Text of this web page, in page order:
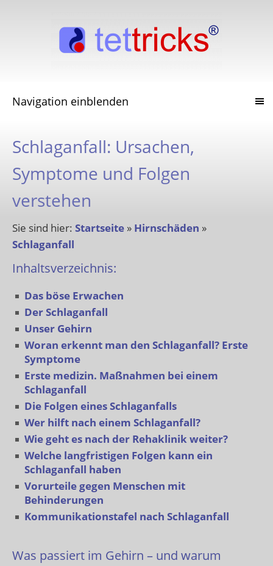
Navigation einblenden
Schlaganfall: Ursachen,
Symptome und Folgen
verstehen
Sie sind hier: Startseite » Hirnschäden »
Schlaganfall
Inhaltsverzeichnis:
Das böse Erwachen
Der Schlaganfall
Unser Gehirn
Woran erkennt man den Schlaganfall? Erste
Symptome
Erste medizin. Maßnahmen bei einem
Schlaganfall
Die Folgen eines Schlaganfalls
Wer hilft nach einem Schlaganfall?
Wie geht es nach der Rehaklinik weiter?
Welche langfristigen Folgen kann ein
Schlaganfall haben
Vorurteile gegen Menschen mit
Behinderungen
Kommunikationstafel nach Schlaganfall
Was passiert im Gehirn – und warum